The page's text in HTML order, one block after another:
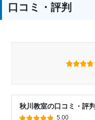
口コミ・評判
秋川教室の口コミ・評判
5.00